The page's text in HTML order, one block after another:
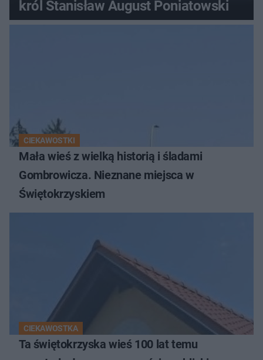
król Stanisław August Poniatowski
CIEKAWOSTKI
Mała wieś z wielką historią i śladami
Gombrowicza. Nieznane miejsca w
Świętokrzyskiem
CIEKAWOSTKA
Ta świętokrzyska wieś 100 lat temu